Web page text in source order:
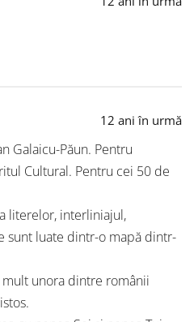
12 ani în urmă
Galaicu-Păun. Pentru
Cultural. Pentru cei 50 de
literelor, interliniajul,
sunt luate dintr-o mapă dintr-
unora dintre românii